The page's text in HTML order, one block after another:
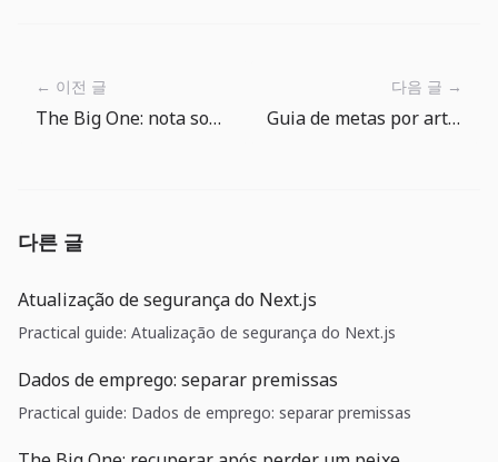
← 이전 글
The Big One: nota sobre screenshots localizados da loja
다음 글 →
Guia de metas por arte de peixes em The Big One
다른 글
Atualização de segurança do Next.js
Practical guide: Atualização de segurança do Next.js
Dados de emprego: separar premissas
Practical guide: Dados de emprego: separar premissas